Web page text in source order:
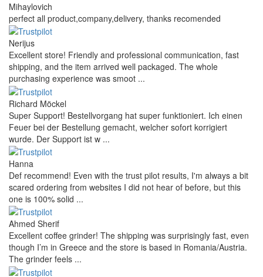
Mihaylovich
perfect all product,company,delivery, thanks recomended
Nerijus
Excellent store! Friendly and professional communication, fast
shipping, and the item arrived well packaged. The whole
purchasing experience was smoot ...
Richard Möckel
Super Support! Bestellvorgang hat super funktioniert. Ich einen
Feuer bei der Bestellung gemacht, welcher sofort korrigiert
wurde. Der Support ist w ...
Hanna
Def recommend! Even with the trust pilot results, I'm always a bit
scared ordering from websites I did not hear of before, but this
one is 100% solid ...
Ahmed Sherif
Excellent coffee grinder! The shipping was surprisingly fast, even
though I’m in Greece and the store is based in Romania/Austria.
The grinder feels ...